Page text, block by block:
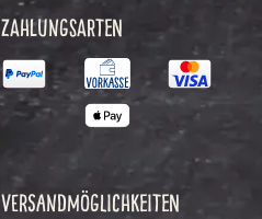
ZAHLUNGSARTEN
VERSANDMÖGLICHKEITEN